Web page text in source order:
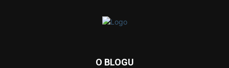
O BLOGU